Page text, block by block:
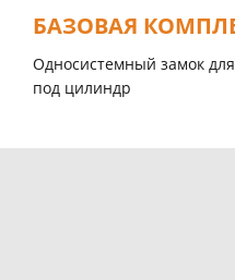
БАЗОВАЯ
Односистемный замок
под цилиндр